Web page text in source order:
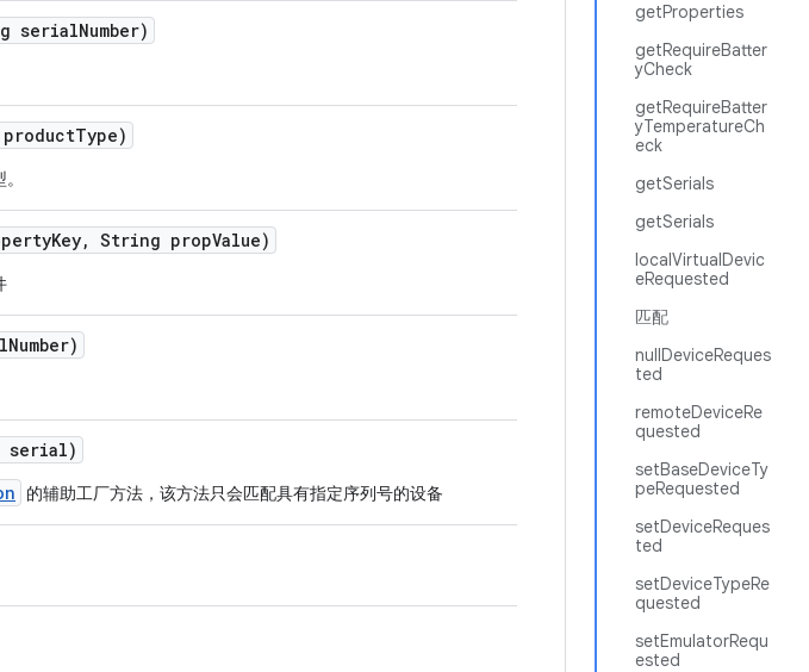
getProperties
getRequireBatter
yCheck
getRequireBatter
yTemperatureCh
eck
getSerials
getSerials
localVirtualDevic
eRequested
匹配
nullDeviceReques
ted
remoteDeviceRe
quested
setBaseDeviceTy
peRequested
setDeviceReques
ted
setDeviceTypeRe
quested
setEmulatorRequ
ested
serialNumber)
Type)
Key, String propValue)
Number)
serial)
的辅助工厂方法，该方法只会匹配具有指定序列号的设备